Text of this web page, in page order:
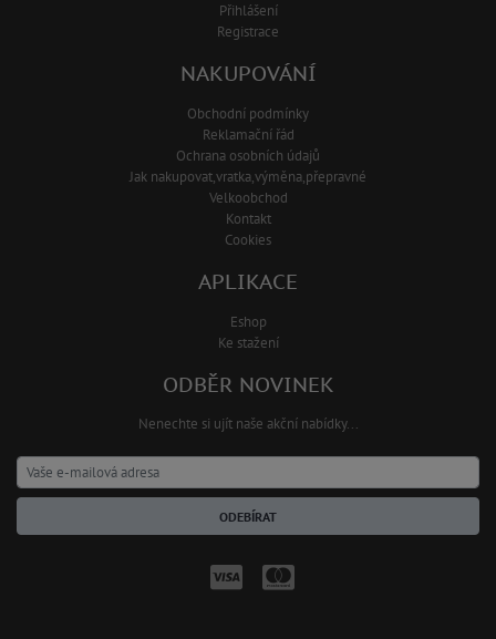
Přihlášení
Registrace
NAKUPOVÁNÍ
Obchodní podmínky
Reklamační řád
Ochrana osobních údajů
Jak nakupovat,vratka,výměna,přepravné
Velkoobchod
Kontakt
Cookies
APLIKACE
Eshop
Ke stažení
ODBĚR NOVINEK
Nenechte si ujít naše akční nabídky...
ODEBÍRAT